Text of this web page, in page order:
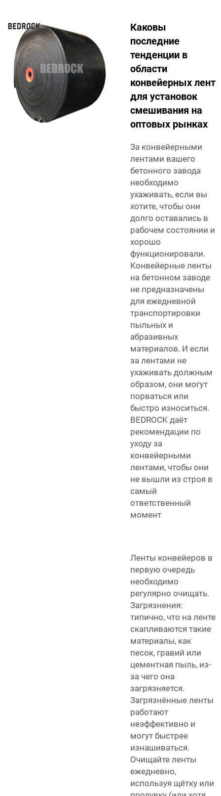
Каковы
последние
тенденции в
области
конвейерных лент
для установок
смешивания на
оптовых рынках
За конвейерными
лентами вашего
бетонного завода
необходимо
ухаживать, если вы
хотите, чтобы они
долго оставались в
рабочем состоянии и
хорошо
функционировали.
Конвейерные ленты
на бетонном заводе
не предназначены
для ежедневной
транспортировки
пыльных и
абразивных
материалов. И если
за лентами не
ухаживать должным
образом, они могут
порваться или
быстро износиться.
BEDROCK даёт
рекомендации по
уходу за
конвейерными
лентами, чтобы они
не вышли из строя в
самый
ответственный
момент
Ленты конвейеров в
первую очередь
необходимо
регулярно очищать.
Загрязнения:
типично, что на ленте
скапливаются такие
материалы, как
песок, гравий или
цементная пыль, из-
за чего она
загрязняется.
Загрязнённые ленты
работают
неэффективно и
могут быстрее
изнашиваться.
Очищайте ленты
ежедневно,
используя щётку или